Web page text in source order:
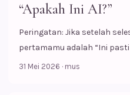
“Apakah Ini AI?”
Peringatan: Jika setelah
pertamamu adalah “Ini
memang sedang
31 Mei 2026 · mus